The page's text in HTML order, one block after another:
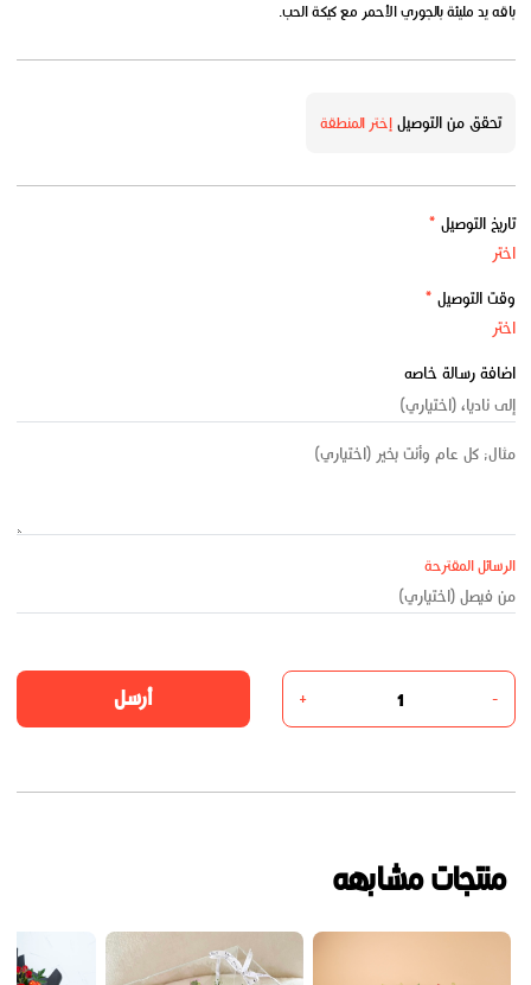
باقه يد مليئة بالجوري الأحمر مع كيكة الحب.
تحقق من التوصيلإختر المنطقة
تاريخ التوصيل *
وقت التوصيل *
اضافة رسالة خاصه
الرسائل المقترحة
-
+ أرسل
منتجات مشابهه